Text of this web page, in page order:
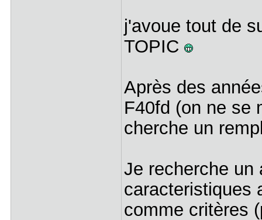
j'avoue tout de
TOPIC
Après des
F40fd (on ne se
cherche un
Je recherche un
caracteristiques
comme critères